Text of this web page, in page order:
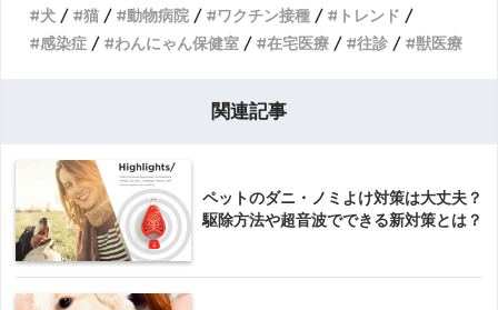
犬
猫 動物病院 ワクチン接種
トレンド
感染症
わんにゃん保健室 在宅医療 往診 獣医療
関連記事
ペットのダニ・ノミよけ対策は大丈夫？
駆除方法や超音波でできる新対策とは？